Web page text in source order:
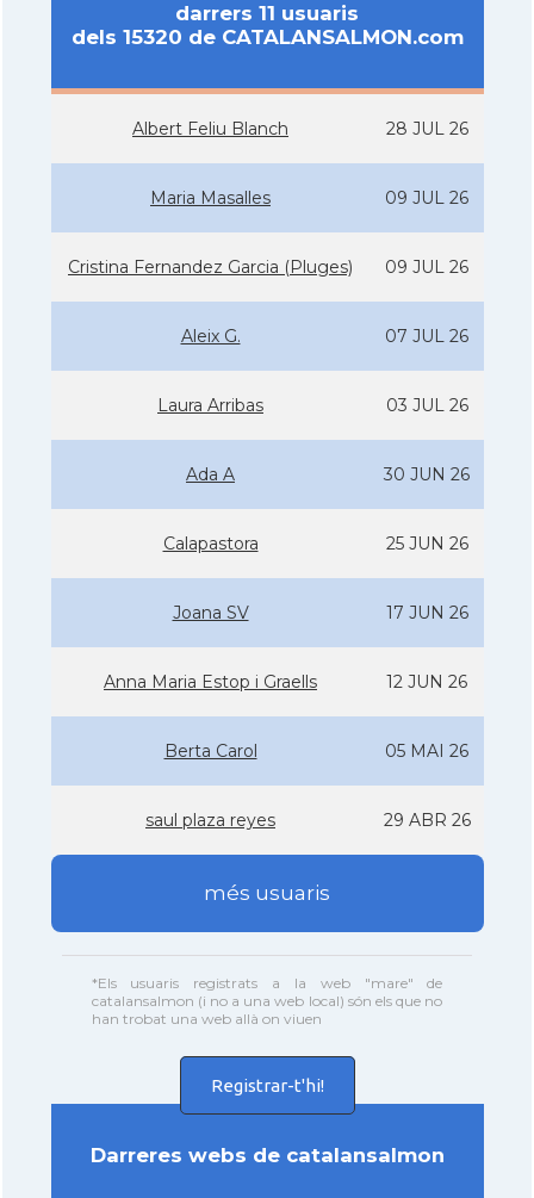
darrers 11 usuaris
dels 15320 de CATALANSALMON.com
Albert Feliu Blanch 28 JUL 26
Maria Masalles 09 JUL 26
Cristina Fernandez Garcia (Pluges) 09 JUL 26
Aleix G. 07 JUL 26
Laura Arribas 03 JUL 26
Ada A 30 JUN 26
Calapastora 25 JUN 26
Joana SV 17 JUN 26
Anna Maria Estop i Graells 12 JUN 26
Berta Carol 05 MAI 26
saul plaza reyes 29 ABR 26
més usuaris
*Els usuaris registrats a la web "mare" de
catalansalmon (i no a una web local) són els que no
han trobat una web allà on viuen
Registrar-t'hi!
Darreres webs de catalansalmon